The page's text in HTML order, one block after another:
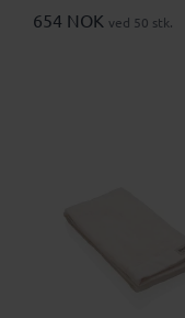
654 NOK ved 50 stk.